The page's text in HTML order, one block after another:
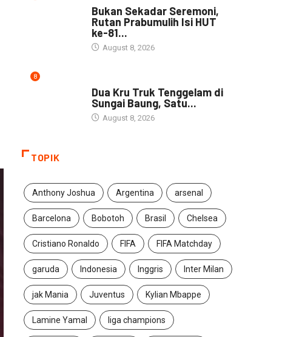
Bukan Sekadar Seremoni,
Rutan Prabumulih Isi HUT
ke-81...
August 8, 2026
8
Dua Kru Truk Tenggelam di
Sungai Baung, Satu...
August 8, 2026
TOPIK
Anthony Joshua Argentina arsenal
Barcelona Bobotoh Brasil Chelsea
Cristiano Ronaldo FIFA FIFA Matchday
garuda Indonesia Inggris Inter Milan
jak Mania Juventus Kylian Mbappe
Lamine Yamal liga champions